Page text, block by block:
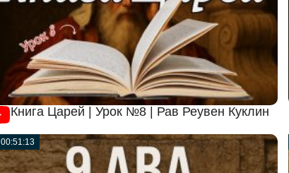
Книга Царей | Урок №8 | Рав Реувен Куклин
00:51:13